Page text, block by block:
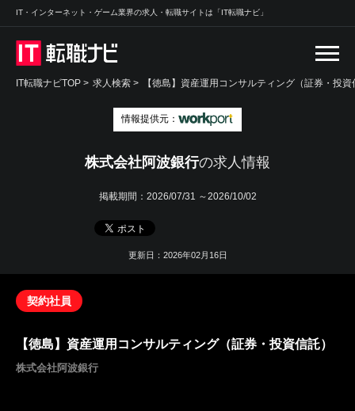
IT・インターネット・ゲーム業界の求人・転職サイトは「IT転職ナビ」
IT転職ナビTOP > 求人検索 > 【徳島】資産運用コンサルティング（証券・投
情報提供元：
株式会社阿波銀行の求人情報
掲載期間： 2026/07/31 ～2026/10/02
更新日：2026年02月16日
契約社員
【徳島】資産運用コンサルティング（証券・投資信託）
株式会社阿波銀行